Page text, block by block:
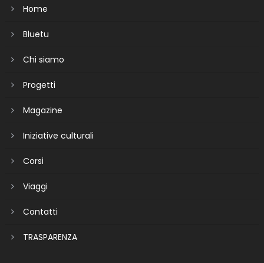
Home
Bluetu
Chi siamo
Progetti
Magazine
Iniziative culturali
Corsi
Viaggi
Contatti
TRASPARENZA